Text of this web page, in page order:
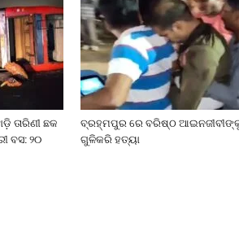
ତାରିଣୀ ଛକ
ବସ: ୨୦
ବ୍ରହ୍ମପୁର ରେ ବରିଷ୍ଠ
ଗୁଳିକରି ହତ୍ୟା